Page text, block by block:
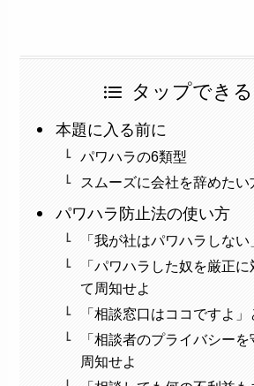
タップでき
本題に入る前に
パワハラの6類型
スムーズに会社を辞めたい
パワハラ防止法の使い方
「我が社はパワハラしな
「パワハラした奴を厳正
て周知せよ
「相談窓口はココですよ
「相談者のプライバシー
周知せよ